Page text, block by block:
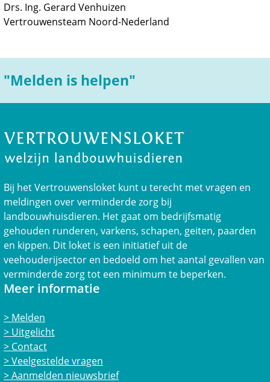
Drs. Ing. Gerard Venhuizen
Vertrouwensteam Noord-Nederland
"Melden is helpen"
Bij het Vertrouwensloket kunt u terecht met vragen en
meldingen over verminderde zorg bij
landbouwhuisdieren. Het gaat om bedrijfsmatig
gehouden runderen, varkens, schapen, geiten, paarden
en kippen. Dit loket is een initiatief uit de
veehouderijsector en bedoeld om het aantal gevallen van
verminderde zorg tot een minimum te beperken.
Meer informatie
Melden
Uitgelicht
Contact
Veelgestelde vragen
Aanmelden nieuwsbrief